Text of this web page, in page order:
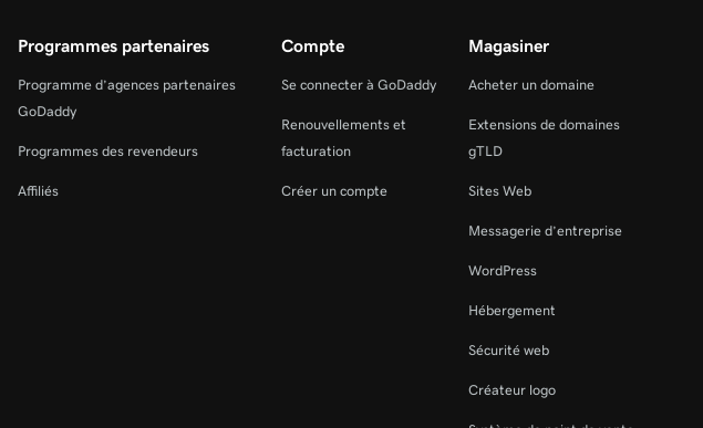
Programmes partenaires
Programme d’agences partenaires
GoDaddy
Programmes des revendeurs
Affiliés
Compte
Se connecter à GoDaddy
Renouvellements et
facturation
Créer un compte
Magasiner
Acheter un domaine
Extensions de domaines
gTLD
Sites Web
Messagerie d’entreprise
WordPress
Hébergement
Sécurité web
Créateur logo